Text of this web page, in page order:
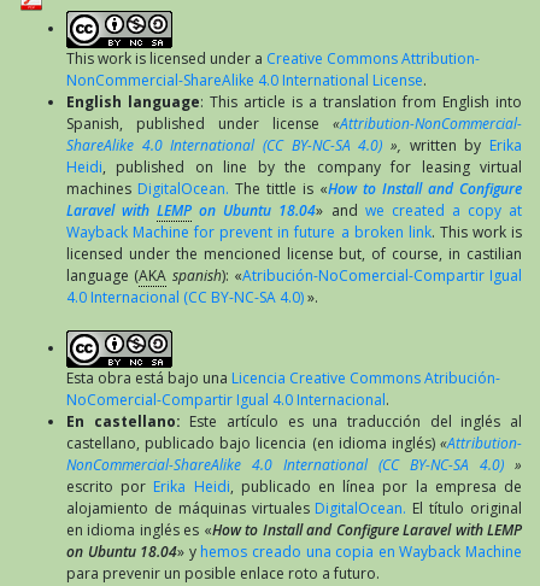
This work is licensed under a Creative Commons Attribution-
NonCommercial-ShareAlike 4.0 International License.
English language: This article is a translation from English into
Spanish, published under license «Attribution-NonCommercial-
ShareAlike 4.0 International (CC BY-NC-SA 4.0) », written by Erika
Heidi, published on line by the company for leasing virtual
machines DigitalOcean. The tittle is «How to Install and Configure
Laravel withLEMP on Ubuntu 18.04» and we created a copy at
Wayback Machine for prevent in future a broken link. This work is
licensed under the mencioned license but, of course, in castilian
language (AKA spanish): «Atribución-NoComercial-Compartir Igual
4.0 Internacional (CC BY-NC-SA 4.0)».
Esta obra está bajo una Licencia Creative Commons Atribución-
NoComercial-Compartir Igual 4.0 Internacional.
En castellano: Este artículo es una traducción del inglés al
castellano, publicado bajo licencia (en idioma inglés) «Attribution-
NonCommercial-ShareAlike 4.0 International (CC BY-NC-SA 4.0) »
escrito por Erika Heidi, publicado en línea por la empresa de
alojamiento de máquinas virtuales DigitalOcean. El título original
en idioma inglés es «How to Install and Configure Laravel with LEMP
on Ubuntu 18.04» y hemos creado una copia en Wayback Machine
para prevenir un posible enlace roto a futuro.